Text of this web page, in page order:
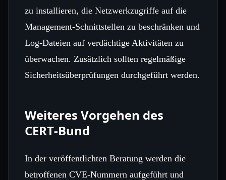
zu installieren, die Netzwerkzugriffe auf die
Management‑Schnittstellen zu beschränken und
Log‑Dateien auf verdächtige Aktivitäten zu
überwachen. Zusätzlich sollten regelmäßige
Sicherheitsüberprüfungen durchgeführt werden.
Weiteres Vorgehen des
CERT‑Bund
In der veröffentlichten Beratung werden die
betroffenen CVE‑Nummern aufgeführt und